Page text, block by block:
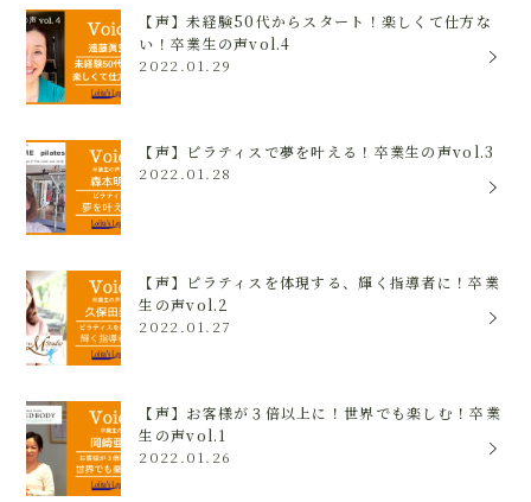
【声】未経験50代からスタート！楽しくて仕方な
い！卒業生の声vol.4
2022.01.29
【声】ピラティスで夢を叶える！卒業生の声vol.3
2022.01.28
【声】ピラティスを体現する、輝く指導者に！卒業
生の声vol.2
2022.01.27
【声】お客様が３倍以上に！世界でも楽しむ！卒業
生の声vol.1
2022.01.26